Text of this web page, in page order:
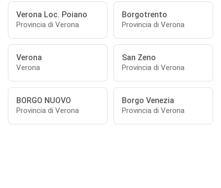
Verona Loc. Poiano
Provincia di Verona
Borgotrento
Provincia di Verona
Verona
Verona
San Zeno
Provincia di Verona
BORGO NUOVO
Provincia di Verona
Borgo Venezia
Provincia di Verona